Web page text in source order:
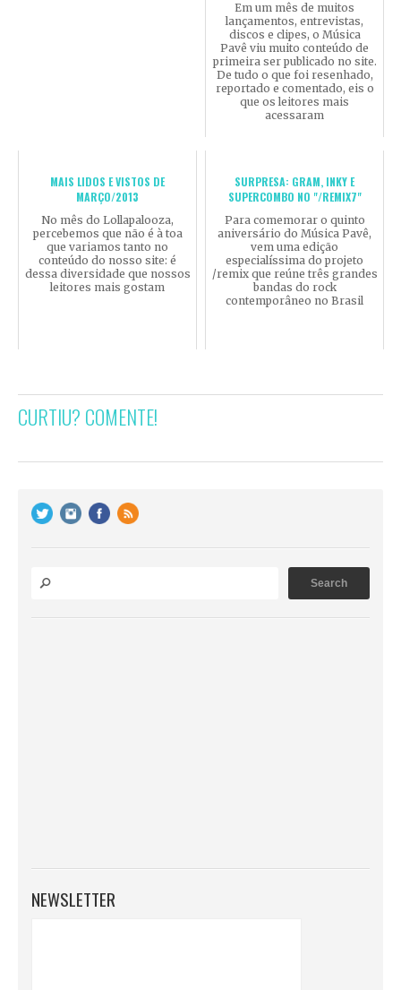
Em um mês de muitos
lançamentos, entrevistas,
discos e clipes, o Música
Pavê viu muito conteúdo de
primeira ser publicado no site.
De tudo o que foi resenhado,
reportado e comentado, eis o
que os leitores mais
acessaram
MAIS LIDOS E VISTOS DE
MARÇO/2013
No mês do Lollapalooza,
percebemos que não é à toa
que variamos tanto no
conteúdo do nosso site: é
dessa diversidade que nossos
leitores mais gostam
SURPRESA: GRAM, INKY E
SUPERCOMBO NO "/REMIX7"
Para comemorar o quinto
aniversário do Música Pavê,
vem uma edição
especialíssima do projeto
/remix que reúne três grandes
bandas do rock
contemporâneo no Brasil
CURTIU? COMENTE!
NEWSLETTER